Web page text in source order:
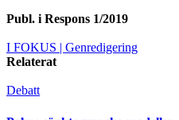
Publ. iRespons 1/2019
I FOKUS | Genredigering
Relaterat
Debatt